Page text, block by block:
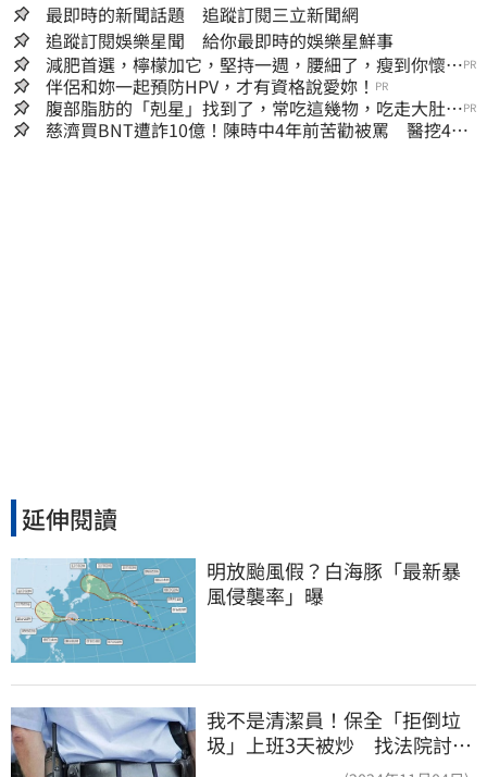
最即時的新聞話題 追蹤訂閱三立新聞網
追蹤訂閱娛樂星聞 給你最即時的娛樂星鮮事
減肥首選，檸檬加它，堅持一週，腰細了，瘦到你懷疑
人生
PR
伴侶和妳一起預防HPV，才有資格說愛妳！ PR
腹部脂肪的「剋星」找到了，常吃這幾物，吃走大肚
囊，瘦出小蠻腰
PR
慈濟買BNT遭詐10億！陳時中4年前苦勸被罵 醫挖4年
延伸閱讀
明放颱風假？白海豚「最新暴
風侵襲率」曝
我不是清潔員！保全「拒倒垃
圾」上班3天被炒 找法院討公